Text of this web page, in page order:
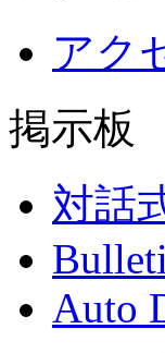
アク
掲示板
対話
Auto